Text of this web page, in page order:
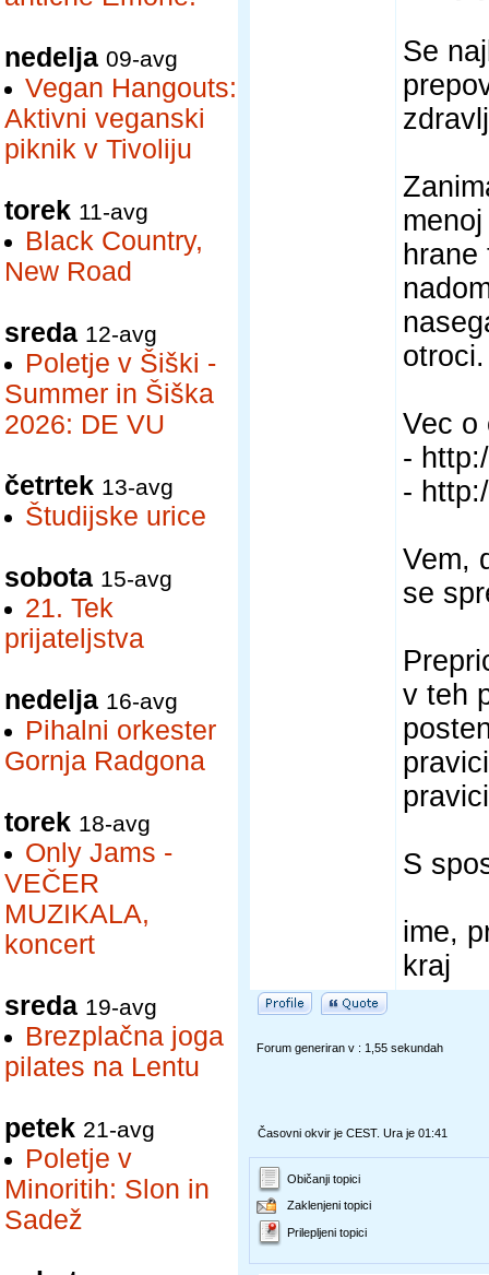
nedelja 09-avg
Vegan Hangouts:
Aktivni veganski
piknik v Tivoliju
torek 11-avg
Black Country,
New Road
sreda 12-avg
Poletje v Šiški -
Summer in Šiška
2026: DE VU
četrtek 13-avg
Študijske urice
sobota 15-avg
21. Tek
prijateljstva
nedelja 16-avg
Pihalni orkester
Gornja Radgona
torek 18-avg
Only Jams -
VEČER
MUZIKALA,
koncert
sreda 19-avg
Brezplačna joga
pilates na Lentu
petek 21-avg
Poletje v
Minoritih: Slon in
Sadež
Se
otroci.
Vec o
-
-
Vem,
se
v teh
S
ime,
kraj
Forum generiran v : 1,55 sekundah
Časovni okvir je CEST. Ura je 01:41
Običanji topici
Zaklenjeni topici
Prilepljeni topici